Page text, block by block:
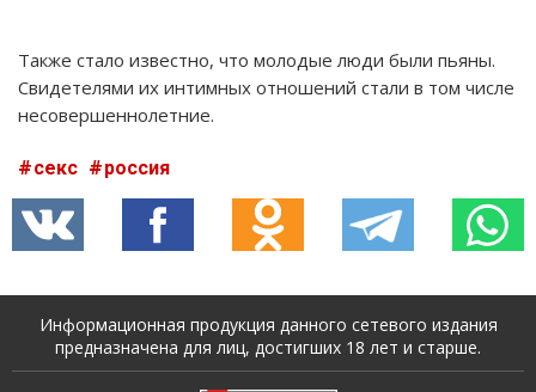
Также стало известно, что молодые люди были пьяны.
Свидетелями их интимных отношений стали в том числе
несовершеннолетние.
секс россия
Информационная продукция данного сетевого издания
предназначена для лиц, достигших 18 лет и старше.